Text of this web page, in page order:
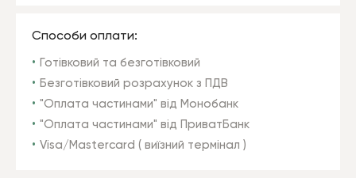
Способи оплати:
Готівковий та безготівковий
Безготівковий розрахунок з ПДВ
"Оплата частинами" від Монобанк
"Оплата частинами" від ПриватБанк
Visa/Mastercard ( виїзний термінал )